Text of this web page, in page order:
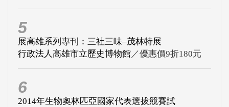
5
展高雄系列專刊：三社三味–茂林特展
行政法人高雄市立歷史博物館／優惠價9折180元
6
2014年生物奧林匹亞國家代表選拔競賽試